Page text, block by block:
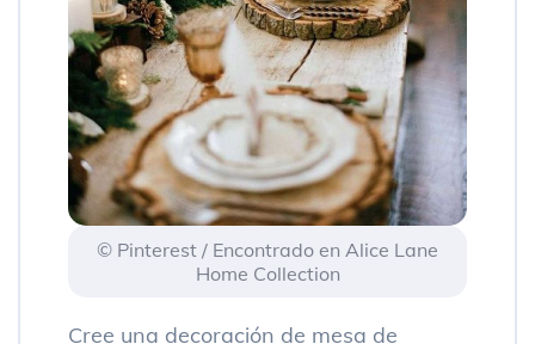
© Pinterest / Encontrado en Alice Lane
Home Collection
Cree una decoración de mesa de